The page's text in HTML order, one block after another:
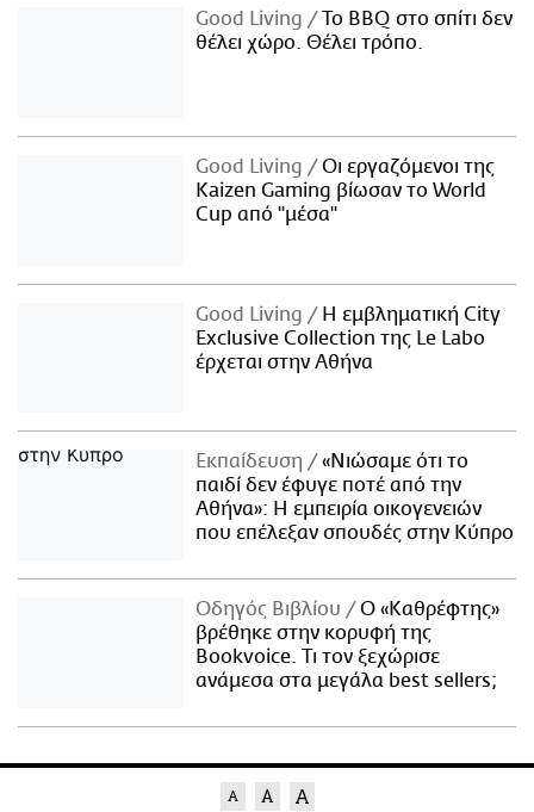
Good Living
Το BBQ στο σπίτι δεν
θέλει χώρο. Θέλει τρόπο.
Good Living
Οι εργαζόμενοι της
Kaizen Gaming βίωσαν το World
Cup από "μέσα"
Good Living
Η εμβληματική City
Exclusive Collection της Le Labo
έρχεται στην Αθήνα
Εκπαίδευση
«Νιώσαμε ότι το
παιδί δεν έφυγε ποτέ από την
Αθήνα»: Η εμπειρία οικογενειών
που επέλεξαν σπουδές στην Κύπρο
Οδηγός Βιβλίου
Ο «Καθρέφτης»
βρέθηκε στην κορυφή της
Bookvoice. Τι τον ξεχώρισε
ανάμεσα στα μεγάλα best sellers;